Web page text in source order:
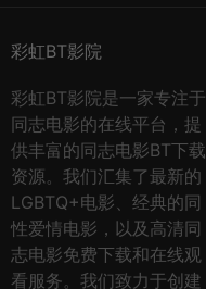
彩虹BT影院
彩虹BT影院是一家专注于
同志电影的在线平台，提
供丰富的同志电影BT下载
资源。我们汇集了最新的
LGBTQ+电影、经典的同
性爱情电影，以及高清同
志电影免费下载和在线观
看服务。我们致力于创建